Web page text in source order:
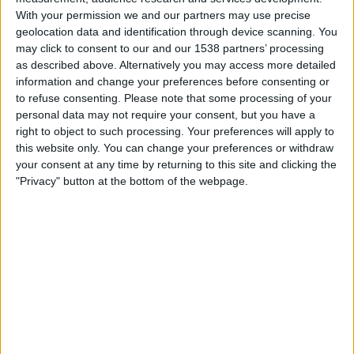
With your permission we and our partners may use precise
geolocation data and identification through device scanning. You
may click to consent to our and our 1538 partners’ processing
as described above. Alternatively you may access more detailed
information and change your preferences before consenting or
to refuse consenting.
Please note that some processing of your
personal data may not require your consent, but you have a
right to object to such processing. Your preferences will apply to
this website only. You can change your preferences or withdraw
your consent at any time by returning to this site and clicking the
"Privacy" button at the bottom of the webpage.
esperàvem un retorn a casa i no a Barcelona. Allò
vertaderament important, però, és que són aquí. No
t’analitzaré el seu nou disc, només et diré que em
fa sentir bé, malgrat que hi ha moments en què no
sé ben bé què vol dir en Joan Miquel amb les seves
lletres. Però crec que això ens passa a tots i és part
de l’encant sideral d’un grup que té el gran mèrit
d’aplegar seguidors de totes les generacions i de
tots els territoris dels Països Catalans.